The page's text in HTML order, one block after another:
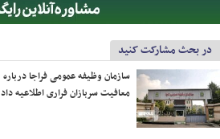
در بحث مشارکت کنید
سازمان وظیفه عمومی فراجا درباره
معافیت سربازان فراری اطلاعیه داد